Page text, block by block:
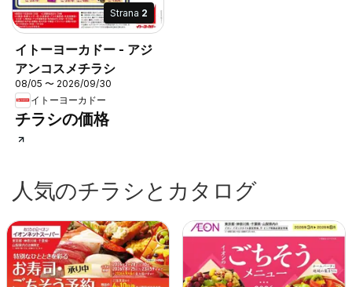
Strana 2
イトーヨーカドー - アジ
アンコスメチラシ
08/05 〜 2026/09/30
イトーヨーカドー
チラシの価格
人気のチラシとカタログ